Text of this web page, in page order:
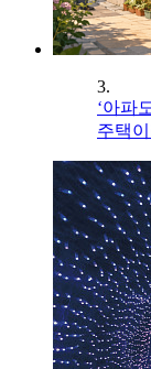
3.
‘아파
주택